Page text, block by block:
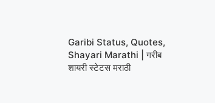
Garibi Status, Quotes,
Shayari Marathi | गरीब
शायरी स्टेटस मराठी